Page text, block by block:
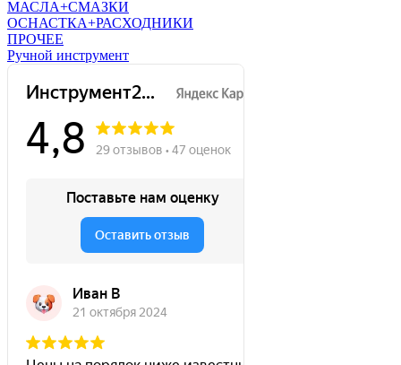
МАСЛА+СМАЗКИ
ОСНАСТКА+РАСХОДНИКИ
ПРОЧЕЕ
Ручной инструмент